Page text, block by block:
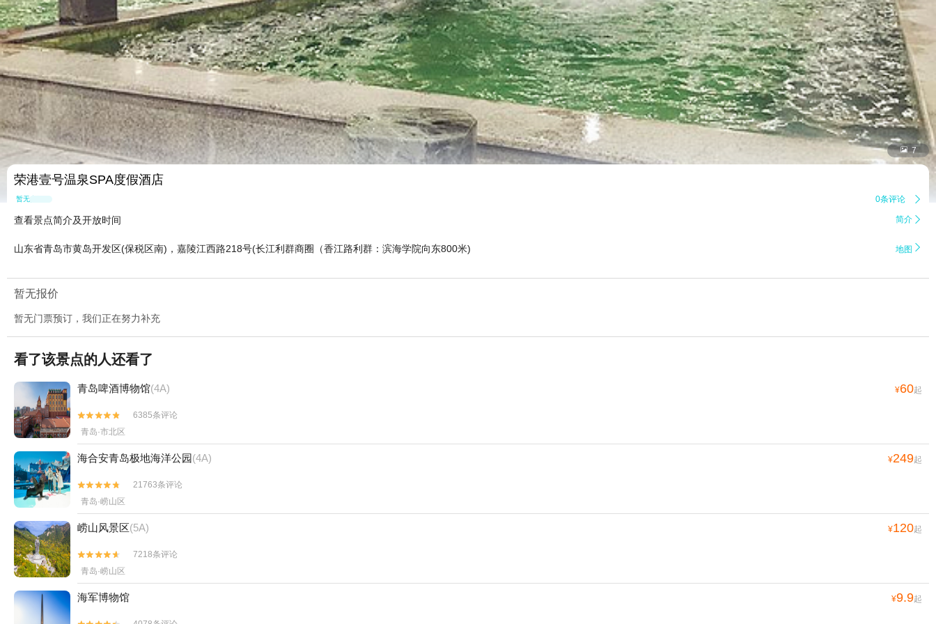
 7
荣港壹号温泉SPA度假酒店
暂无点评 0条评论 
查看景点简介及开放时间 简介 
山东省青岛市黄岛开发区(保税区南)，嘉陵江西路218号(长江利群商圈（香江路利群：滨海学院向东800米) 地图 
暂无报价
暂无门票预订，我们正在努力补充
看了该景点的人还看了
青岛啤酒博物馆(4A) ¥60起


6385条评论
青岛·市北区
海合安青岛极地海洋公园(4A) ¥249起


21763条评论
青岛·崂山区
崂山风景区(5A) ¥120起


7218条评论
青岛·崂山区
海军博物馆 ¥9.9起